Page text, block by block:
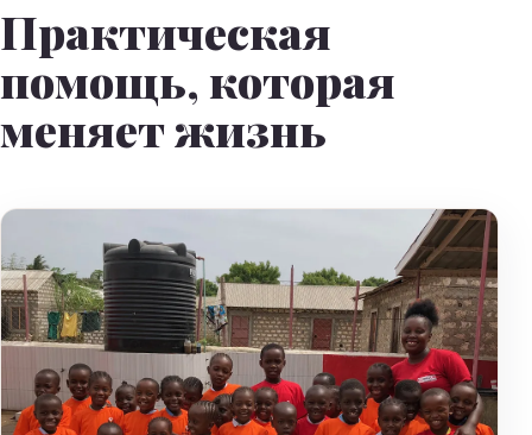
Практическая
помощь, которая
меняет жизнь